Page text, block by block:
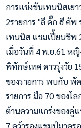
การแข่งขันเทนนิสเย
2รายการ "ลี ดั๊ก ฮี คั
เทนนิส แชมเปี้ยนชิพ
เมื่อวันที่ 4 พ.ย.61 ห
พิทักษ์เทศ ดาวรุ่งวัย
ของรายการ พบกับ พั
รายการ มือ 70 ของโ
ต้านความแกร่งของคู่
7 คว้ารองแชมป์มาคร